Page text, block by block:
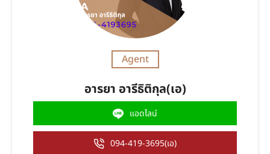
Agent
อารยา อารีธิติกุล(เอ)
แอดไลน์
094-419-3695(เอ)